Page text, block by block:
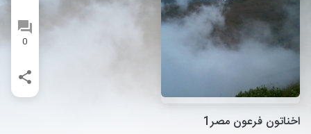
0
اخناتون فرعون مصر1